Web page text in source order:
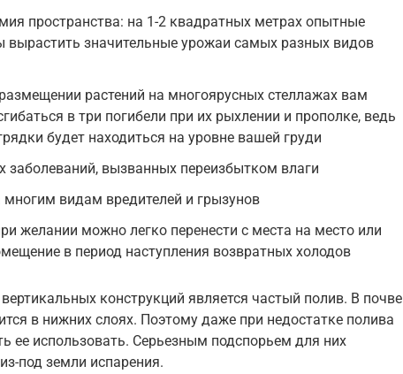
пространства: на 1-2 квадратных метрах опытные
вырастить значительные урожаи самых разных видов
растений на многоярусных стеллажах вам
в три погибели при их рыхлении и прополке, ведь
будет находиться на уровне вашей груди
заболеваний, вызванных переизбытком влаги
многим видам вредителей и грызунов
желании можно легко перенести с места на место или
в период наступления возвратных холодов
конструкций является частый полив. В почве
в нижних слоях. Поэтому даже при недостатке полива
ее использовать. Серьезным подспорьем для них
под земли испарения.